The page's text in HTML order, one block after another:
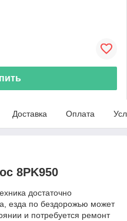
Доставка Оплата
8PK950
достаточно
езда по бездорожью может
и потребуется ремонт